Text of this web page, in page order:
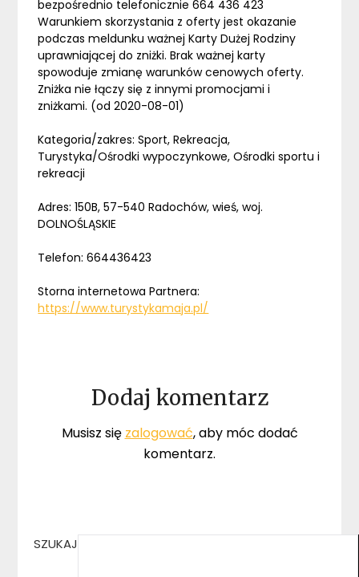
bezpośrednio telefonicznie 664 436 423
Warunkiem skorzystania z oferty jest okazanie
podczas meldunku ważnej Karty Dużej Rodziny
uprawniającej do zniżki. Brak ważnej karty
spowoduje zmianę warunków cenowych oferty.
Zniżka nie łączy się z innymi promocjami i
zniżkami. (od 2020-08-01)
Kategoria/zakres: Sport, Rekreacja,
Turystyka/Ośrodki wypoczynkowe, Ośrodki sportu i
rekreacji
Adres: 150B, 57-540 Radochów, wieś, woj.
DOLNOŚLĄSKIE
Telefon: 664436423
Storna internetowa Partnera:
https://www.turystykamaja.pl/
Dodaj komentarz
Musisz się zalogować, aby móc dodać
komentarz.
SZUKAJ